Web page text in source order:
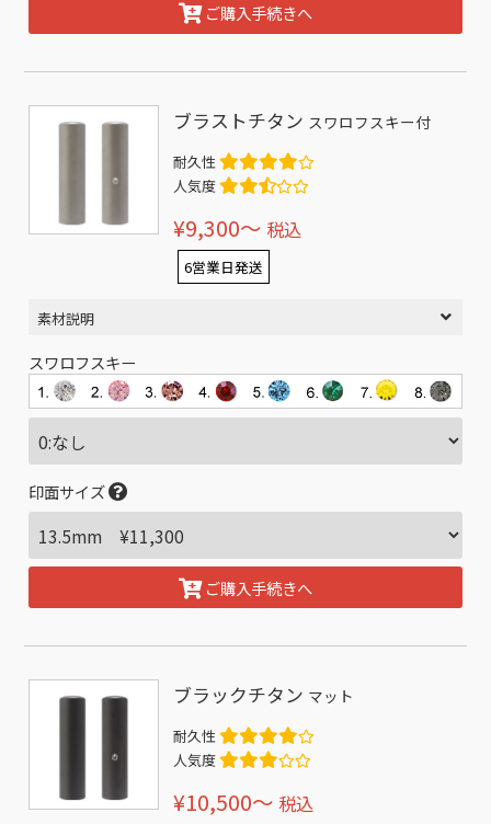
ご購入手続きへ
ブラストチタン スワロフスキー付
耐久性
人気度
¥9,300〜 税込
6営業日発送
素材説明
スワロフスキー
印面サイズ
ご購入手続きへ
ブラックチタン マット
耐久性
人気度
¥10,500〜 税込